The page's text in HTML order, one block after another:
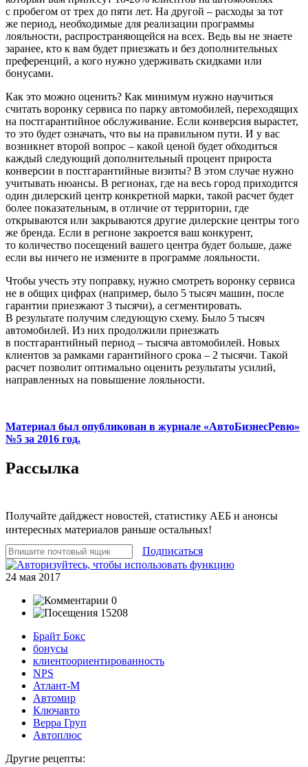
с пробегом от трех до пяти лет. На другой – расходы за тот
же период, необходимые для реализации программы
лояльности, распространяющейся на всех. Ведь вы не знаете
заранее, кто к вам будет приезжать и без дополнительных
преференций, а кого нужно удерживать скидками или
бонусами.
Как это можно оценить? Как минимум нужно научиться
считать воронку сервиса по парку автомобилей, переходящих
на постгарантийное обслуживание. Если конверсия вырастет,
то это будет означать, что вы на правильном пути. И у вас
возникнет второй вопрос – какой ценой будет обходиться
каждый следующий дополнительный процент прироста
конверсии в постгарантийные визиты? В этом случае нужно
учитывать нюансы. В регионах, где на весь город приходится
один дилерский центр конкретной марки, такой расчет будет
более показательным, в отличие от территории, где
открываются или закрываются другие дилерские центры того
же бренда. Если в регионе закроется ваш конкурент,
то количество посещений вашего центра будет больше, даже
если вы ничего не измените в программе лояльности.
Чтобы учесть эту поправку, нужно смотреть воронку сервиса
не в общих цифрах (например, было 5 тысяч машин, после
гарантии приезжают 3 тысячи), а сегментировать.
В результате получим следующую схему. Было 5 тысяч
автомобилей. Из них продолжили приезжать
в постгарантийный период – тысяча автомобилей. Новых
клиентов за рамками гарантийного срока – 2 тысячи. Такой
расчет позволит оптимально оценить результаты усилий,
направленных на повышение лояльности.
Материал был опубликован в журнале «АвтоБизнесРевю»
№5 за 2016 год.
Рассылка
Получайте дайджест новостей, статистику АЕБ и анонсы
интересных материалов раньше остальных!
Подписаться
24 мая 2017
0
15208
Брайт Бокс
бонусы
клиентоориентированность
NPS
Атлант-М
Автомир
Ключавто
Верра Груп
Автоплюс
Другие рецепты: